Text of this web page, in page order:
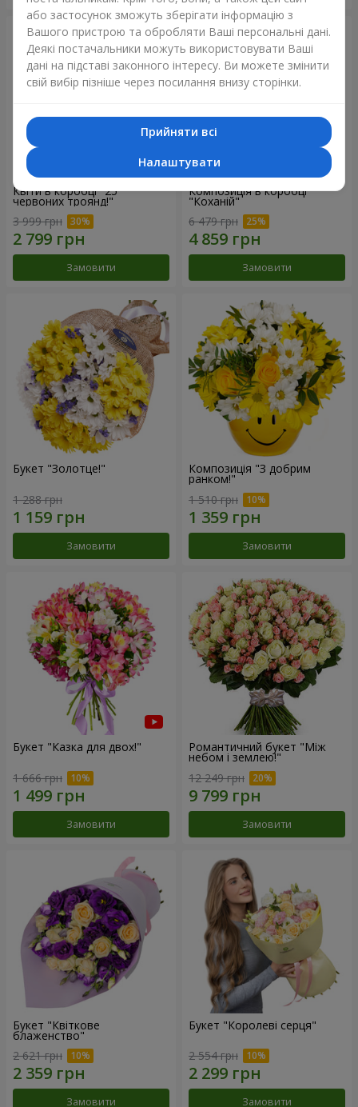
Квіти в коробці "25
червоних троянд!"
3 999 грн
Замовити
Композиція в коробці
"Коханій"
6 479 грн
Замовити
Букет "Золотце!"
1 288 грн
Замовити
Композиція "З добрим
ранком!"
1 510 грн
Замовити
Букет "Казка для двох!"
1 666 грн
Замовити
Романтичний букет "Між
небом і землею!"
12 249 грн
Замовити
Букет "Квіткове
блаженство"
2 621 грн
Замовити
Букет "Королеві серця"
2 554 грн
Замовити
або застосунок зможуть зберігати інформацію з
Вашого пристрою та обробляти Ваші персональні дані.
Деякі постачальники можуть використовувати Ваші
дані на підставі законного інтересу. Ви можете змінити
свій вибір пізніше через посилання внизу сторінки.
Прийняти всі
Налаштувати